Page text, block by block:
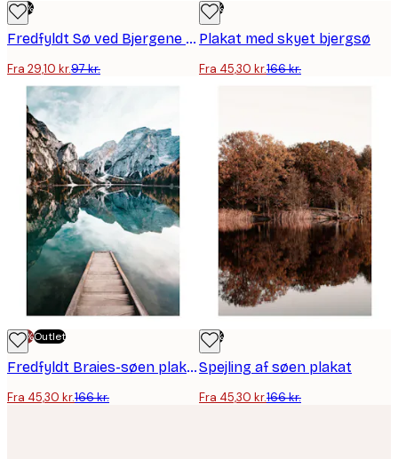
-70%
Fredfyldt Sø ved Bjergene Plakat
Fra 29,10 kr.97 kr.
-73%
Plakat med skyet bjergsø
Fra 45,30 kr.166 kr.
-70%Outlet
Fredfyldt Braies-søen plakat
Fra 45,30 kr.166 kr.
-73%
Spejling af søen plakat
Fra 45,30 kr.166 kr.